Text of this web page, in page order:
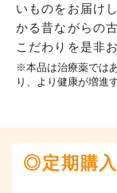
いものをお届け
かる昔ながらの
こだわりを是非
※本品は治療薬では
り、より健康が増進
◎定期購